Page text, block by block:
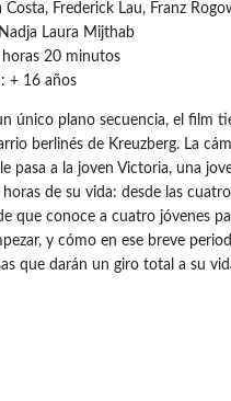
Costa, Frederick Lau, Franz
Laura Mijthab
20 minutos
+ 16 años
único plano secuencia, el film
berlinés de Kreuzberg. La
pasa a la joven Victoria, una
de su vida: desde las
que conoce a cuatro jóvenes
y cómo en ese breve
que darán un giro total a su